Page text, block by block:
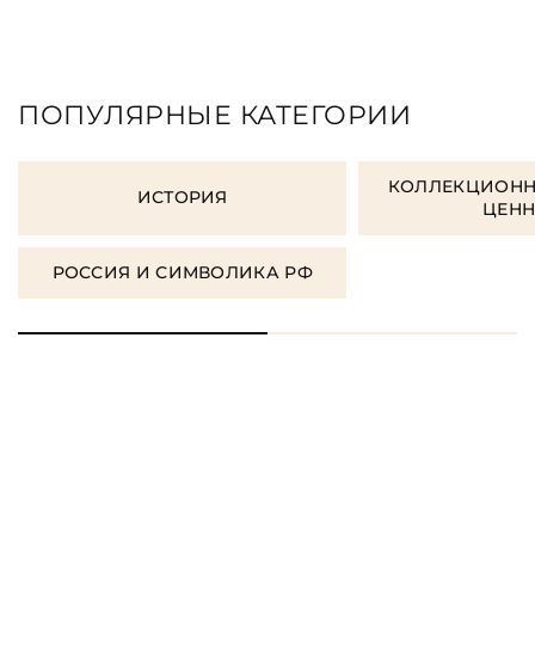
ПОПУЛЯРНЫЕ КАТЕГОРИИ
ИСТОРИЯ
РОССИЯ И СИМВОЛИКА РФ